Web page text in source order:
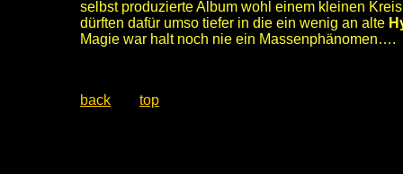
selbst produzierte Album wohl einem kleinen
dürften dafür umso tiefer in die ein wenig an alte
Magie war halt noch nie ein Massenphänomen….
back top